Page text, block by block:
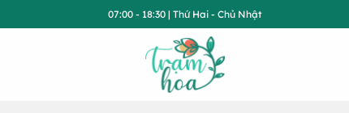
07:00 - 18:30 | Thứ Hai - Chủ Nhật